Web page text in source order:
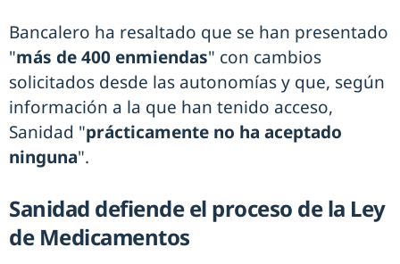
Bancalero ha resaltado que se han presentado
"más de 400 enmiendas" con cambios
solicitados desde las autonomías y que, según
información a la que han tenido acceso,
Sanidad "prácticamente no ha aceptado
ninguna".
Sanidad defiende el proceso de la Ley
de Medicamentos